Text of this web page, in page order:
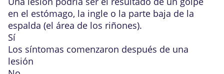
en el estómago, la ingle o la parte baja de la
espalda (el área de los riñones).
Sí
Los síntomas comenzaron después de una
lesión